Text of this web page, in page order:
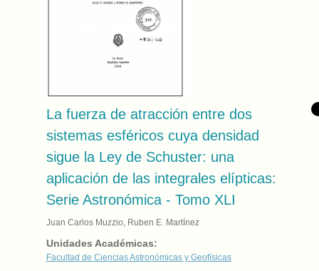
La fuerza de atracción entre dos
sistemas esféricos cuya densidad
sigue la Ley de Schuster: una
aplicación de las integrales elípticas:
Serie Astronómica - Tomo XLI
Juan Carlos Muzzio, Ruben E. Martínez
Unidades Académicas:
Facultad de Ciencias Astronómicas y Geofísicas